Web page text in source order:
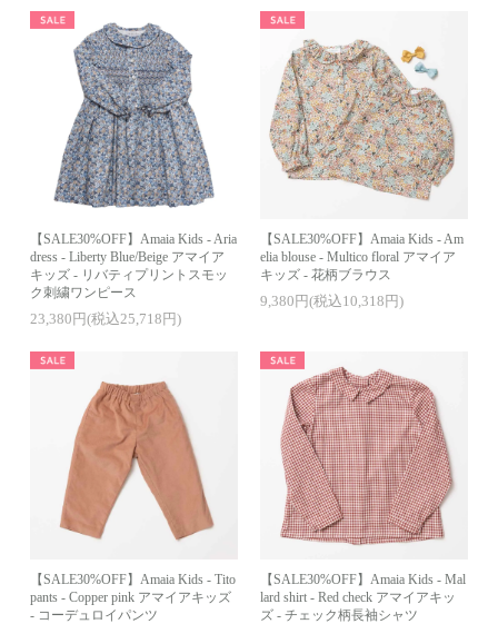
【SALE30%OFF】Amaia Kids - Aria
dress - Liberty Blue/Beige アマイア
キッズ - リバティプリントスモッ
ク刺繍ワンピース
23,380円(税込25,718円)
【SALE30%OFF】Amaia Kids - Am
elia blouse - Multico floral アマイア
キッズ - 花柄ブラウス
9,380円(税込10,318円)
【SALE30%OFF】Amaia Kids - Tito
pants - Copper pink アマイアキッズ
- コーデュロイパンツ
【SALE30%OFF】Amaia Kids - Mal
lard shirt - Red check アマイアキッ
ズ - チェック柄長袖シャツ